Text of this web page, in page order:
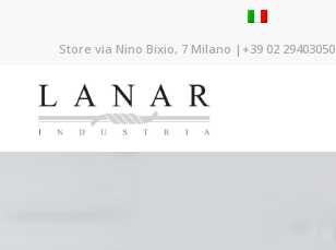
Store via Nino Bixio, 7 Milano |+39 02